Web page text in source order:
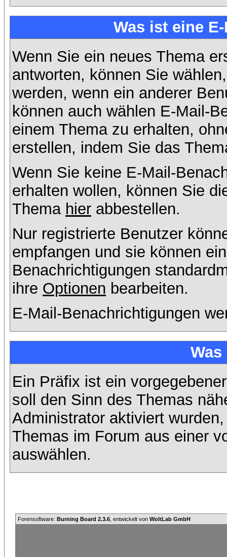
Was ist eine
Wenn Sie ein neues Thema
antworten, können Sie
werden, wenn ein anderer
können auch wählen E-Mail-
einem Thema zu erhalten,
erstellen, indem Sie das
Wenn Sie keine E-Mail-
erhalten wollen, können Sie
Thema hier abbestellen.
Nur registrierte Benutzer
empfangen und sie können
Benachrichtigungen
ihre Optionen bearbeiten.
E-Mail-Benachrichtigungen
Ein Präfix ist ein
soll den Sinn des Themas
Administrator aktiviert
Themas im Forum aus einer
auswählen.
Forensoftware: Burning Board 2.3.6 , entwickelt von WoltLab GmbH